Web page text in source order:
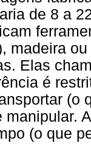
de 8 a
madeira
Elas
é
(o
manipular.
(o que